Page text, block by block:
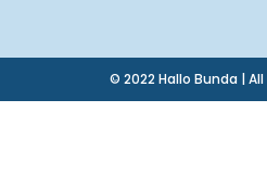
© 2022 Hallo Bunda |